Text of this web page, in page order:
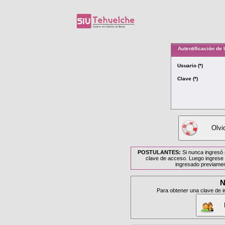
Autentificación de
Usuario (*)
Clave (*)
POSTULANTES: Si nunca
clave de acceso. Luego
ingresado
Para obtener una clave de